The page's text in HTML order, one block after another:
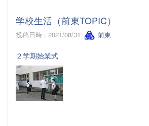
学校生活（前東TOPIC）
投稿日時 : 2021/08/31 前東
２学期始業式